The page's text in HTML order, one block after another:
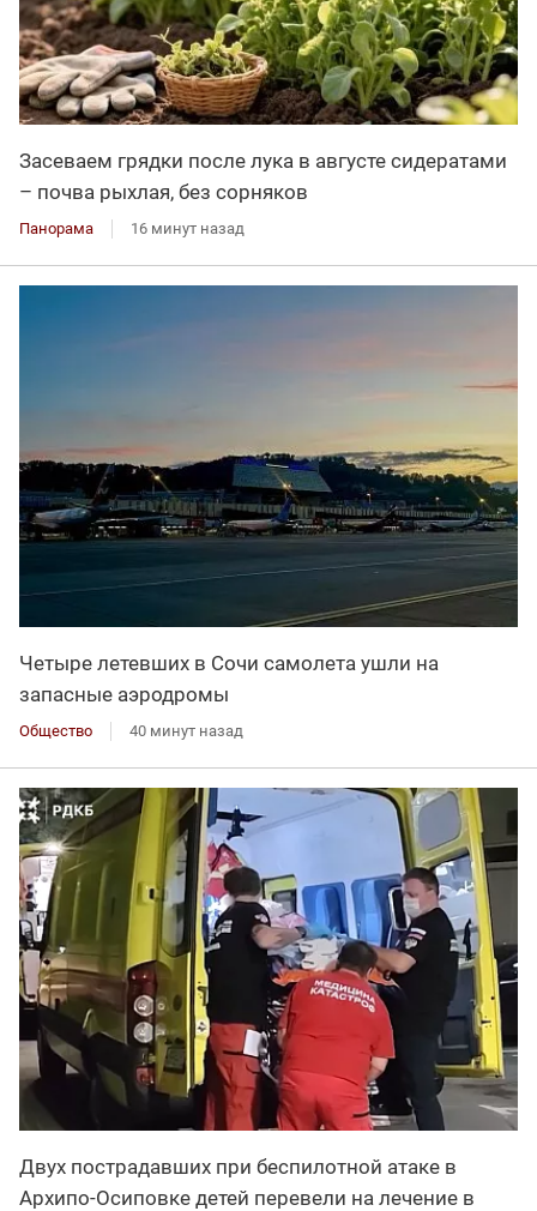
Засеваем грядки после лука в августе сидератами
– почва рыхлая, без сорняков
Панорама 16 минут назад
Четыре летевших в Сочи самолета ушли на
запасные аэродромы
Общество 40 минут назад
Двух пострадавших при беспилотной атаке в
Архипо-Осиповке детей перевели на лечение в